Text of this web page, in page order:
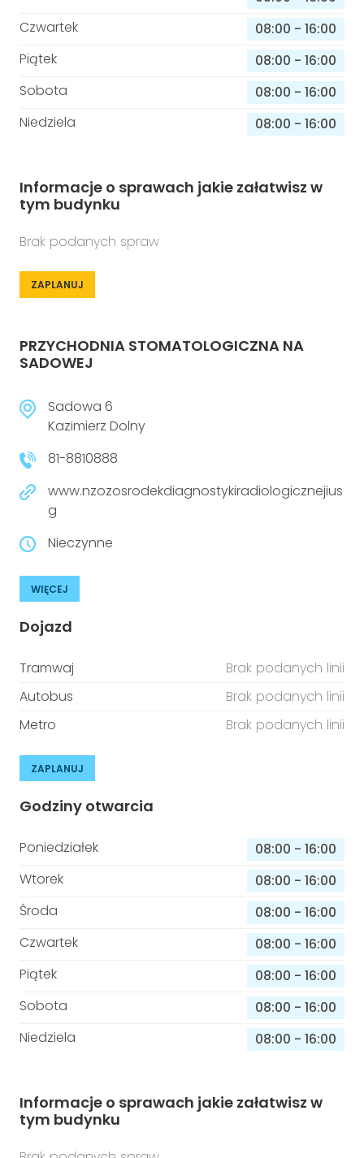
Czwartek
08:00 - 16:00
Piątek
08:00 - 16:00
Sobota
08:00 - 16:00
Niedziela
08:00 - 16:00
Informacje o sprawach jakie załatwisz w
tym budynku
Brak podanych spraw
ZAPLANUJ
PRZYCHODNIA STOMATOLOGICZNA NA
SADOWEJ
Sadowa 6
Kazimierz Dolny
81-8810888
www.nzozosrodekdiagnostykiradiologicznejius
g
Nieczynne
WIĘCEJ
Dojazd
Tramwaj
Brak podanych linii
Autobus
Brak podanych linii
Metro
Brak podanych linii
ZAPLANUJ
Godziny otwarcia
Poniedziałek 08:00 - 16:00
Wtorek
08:00 - 16:00
Środa
08:00 - 16:00
Czwartek
08:00 - 16:00
Piątek
08:00 - 16:00
Sobota
08:00 - 16:00
Niedziela
08:00 - 16:00
Informacje o sprawach jakie załatwisz w
tym budynku